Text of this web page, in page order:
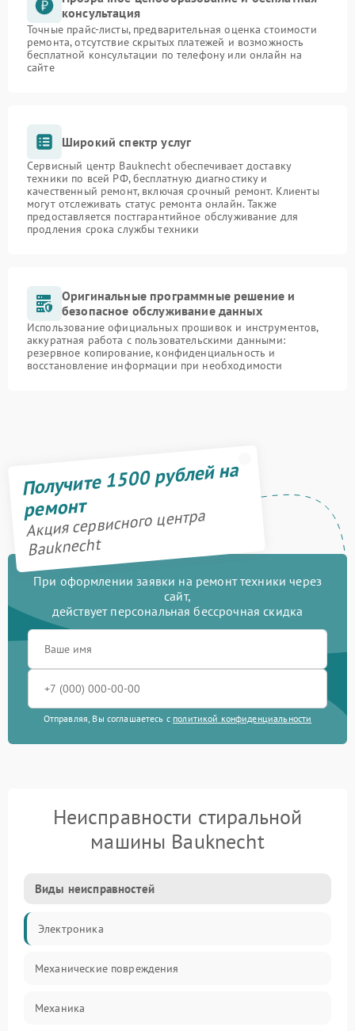
консультация
Точные прайс-листы, предварительная оценка стоимости
ремонта, отсутствие скрытых платежей и возможность
бесплатной консультации по телефону или онлайн на
сайте
Широкий спектр услуг
Сервисный центр Bauknecht обеспечивает доставку
техники по всей РФ, бесплатную диагностику и
качественный ремонт, включая срочный ремонт. Клиенты
могут отслеживать статус ремонта онлайн. Также
предоставляется постгарантийное обслуживание для
продления срока службы техники
Оригинальные программные решение и
безопасное обслуживание данных
Использование официальных прошивок и инструментов,
аккуратная работа с пользовательскими данными:
резервное копирование, конфиденциальность и
восстановление информации при необходимости
Получите 1500 рублей на
ремонт
Акция сервисного центра
Bauknecht
При оформлении заявки на ремонт техники через
сайт,
действует персональная бессрочная скидка
Отправляя, Вы соглашаетесь с политикой конфиденциальности
Неисправности стиральной
машины Bauknecht
Виды неисправностей
Электроника
Механические повреждения
Механика